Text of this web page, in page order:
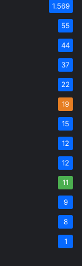
1.569
55
44
37
22
19
15
12
12
11
9
8
1